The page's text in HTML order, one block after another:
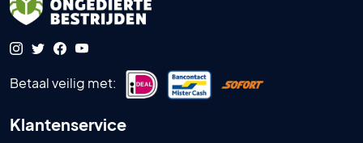
Betaal veilig met:
Klantenservice